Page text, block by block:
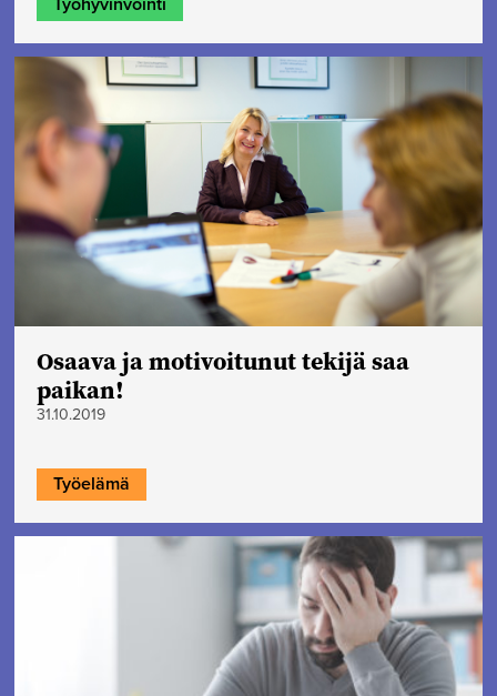
Osaava ja motivoitunut tekijä saa
paikan!
31.10.2019
Työelämä